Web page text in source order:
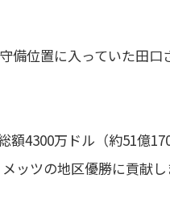
備位置に入っていた田口
4300万ドル（約51億
ッツの地区優勝に貢献し